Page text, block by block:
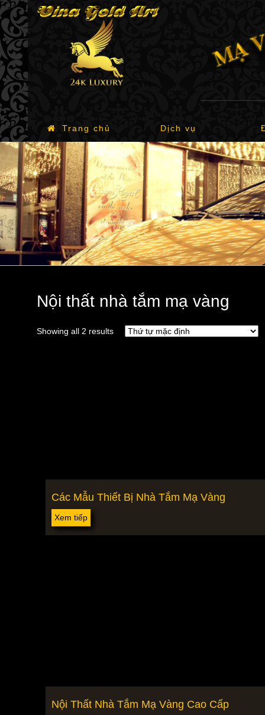
Trang chủ Dịch vụ
Nội thất nhà tắm mạ vàng
Showing all 2 results
Các Mẫu Thiết Bị Nhà Tắm Mạ Vàng
Xem tiếp
Nội Thất Nhà Tắm Mạ Vàng Cao Cấp